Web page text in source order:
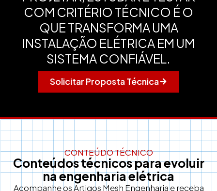
COM CRITÉRIO TÉCNICO É O
QUE TRANSFORMA UMA
INSTALAÇÃO ELÉTRICA EM UM
SISTEMA CONFIÁVEL.
Solicitar Proposta Técnica
CONTEÚDO TÉCNICO
Conteúdos técnicos para evoluir
na engenharia elétrica
Acompanhe os Artigos Mesh Engenharia e receba